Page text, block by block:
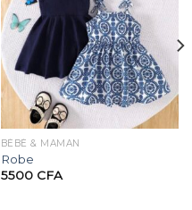
BÉBÉ & MAMAN
Robe
5500 CFA